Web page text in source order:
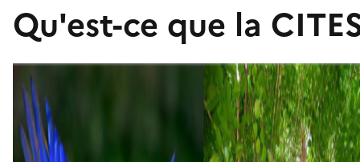
Qu'est-ce que la